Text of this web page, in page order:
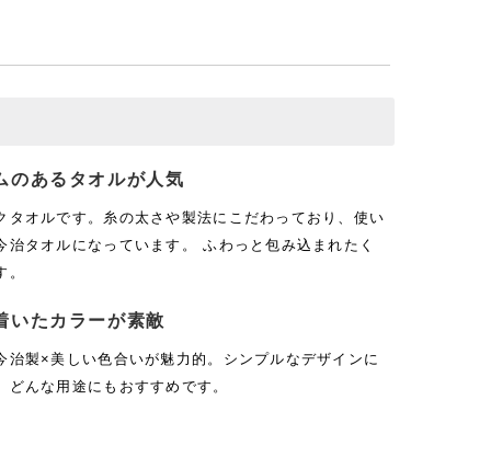
のあるタオルが人気
タオルです。糸の太さや製法にこだわっており、使い
治タオルになっています。 ふわっと包み込まれたく
いたカラーが素敵
治製×美しい色合いが魅力的。シンプルなデザインに
んな用途にもおすすめです。